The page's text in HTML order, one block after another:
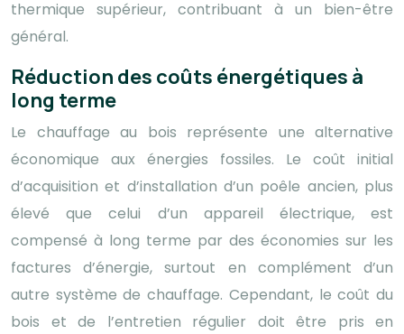
thermique supérieur, contribuant à un bien-être
général.
Réduction des coûts énergétiques à
long terme
Le chauffage au bois représente une alternative
économique aux énergies fossiles. Le coût initial
d’acquisition et d’installation d’un poêle ancien, plus
élevé que celui d’un appareil électrique, est
compensé à long terme par des économies sur les
factures d’énergie, surtout en complément d’un
autre système de chauffage. Cependant, le coût du
bois et de l’entretien régulier doit être pris en